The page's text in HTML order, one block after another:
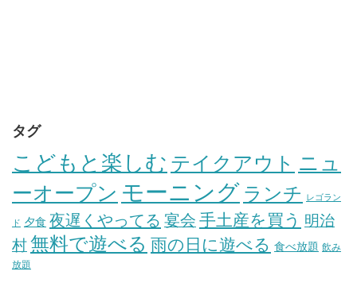
タグ
こどもと楽しむ テイクアウト ニュ
ーオープン モーニング ランチ レゴラン
ド 夕食 夜遅くやってる 宴会 手土産を買う 明治
村無料で遊べる 雨の日に遊べる 食べ放題 飲み
放題